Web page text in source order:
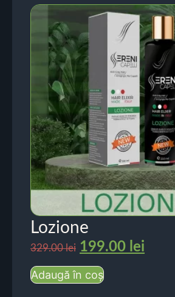
Lozione
329.00lei 199.00 lei
Adaugă în coș